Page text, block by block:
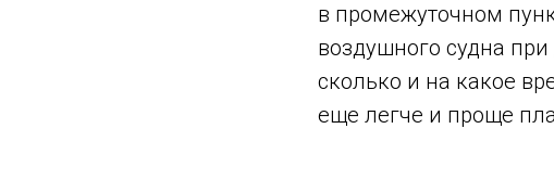
в промежуточном
воздушного судна
сколько и на какое
еще легче и проще